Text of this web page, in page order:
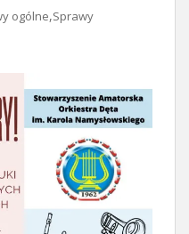
ogólne,Sprawy